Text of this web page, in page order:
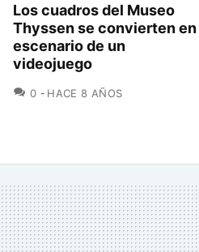
Los cuadros del Museo
Thyssen se convierten en
escenario de un
videojuego
0 COMENTARIOS
HACE 8 AÑOS